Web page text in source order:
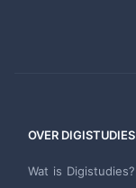
OVER DIGISTUDIES
Wat is Digistudies?